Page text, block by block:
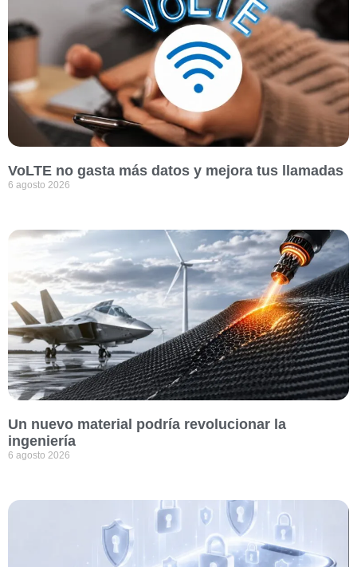
VoLTE no gasta más datos y mejora tus llamadas
6 agosto 2026
Un nuevo material podría revolucionar la
ingeniería
6 agosto 2026